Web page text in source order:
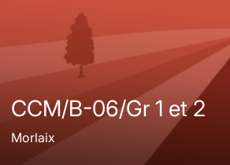
CCM/B-06/Gr 1 et 2
Morlaix